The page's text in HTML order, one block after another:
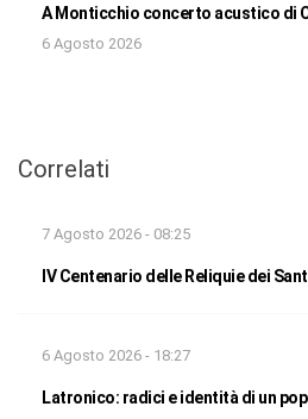
A Monticchio concerto acustico di
6 Agosto 2026
Correlati
7 Agosto 2026 - 08:25
IV Centenario delle Reliquie dei
6 Agosto 2026 - 18:27
Latronico: radici e identità di un